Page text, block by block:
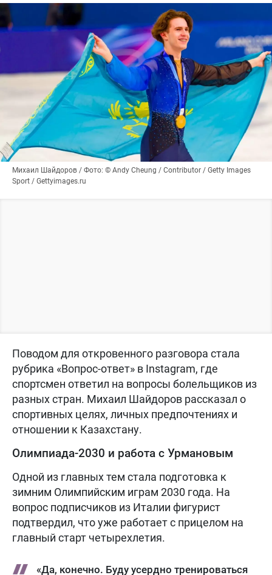
Михаил Шайдоров / Фото: © Andy Cheung / Contributor / Getty Images
Sport / Gettyimages.ru
Поводом для откровенного разговора стала
рубрика «Вопрос-ответ» в Instagram, где
спортсмен ответил на вопросы болельщиков из
разных стран. Михаил Шайдоров рассказал о
спортивных целях, личных предпочтениях и
отношении к Казахстану.
Олимпиада-2030 и работа с Урмановым
Одной из главных тем стала подготовка к
зимним Олимпийским играм 2030 года. На
вопрос подписчиков из Италии фигурист
подтвердил, что уже работает с прицелом на
главный старт четырехлетия.
«Да, конечно. Буду усердно тренироваться